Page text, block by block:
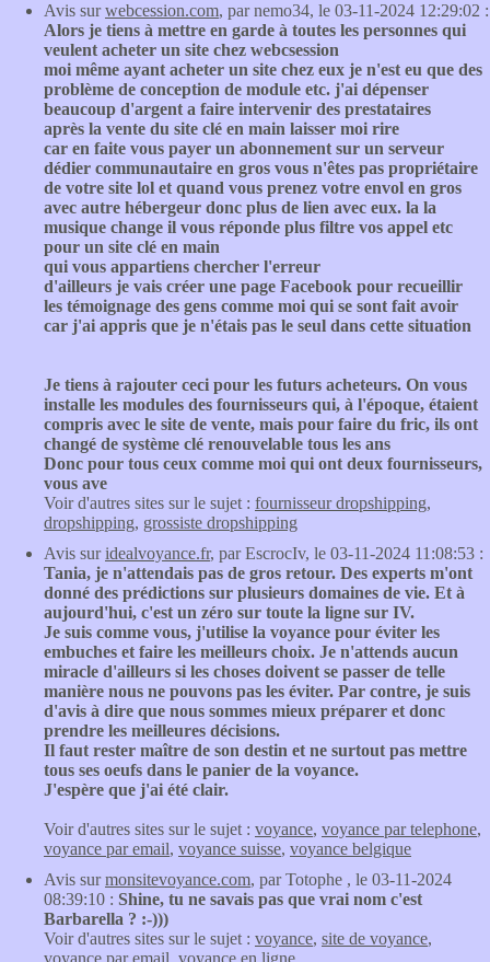
Avis surwebcession.com, par nemo34, le 03-11-2024 12:29:02 :
Alors je tiens à mettre en garde à toutes les personnes qui
veulent acheter un site chez webcsession
moi même ayant acheter un site chez eux je n'est eu que des
problème de conception de module etc. j'ai dépenser
beaucoup d'argent a faire intervenir des prestataires
après la vente du site clé en main laisser moi rire
car en faite vous payer un abonnement sur un serveur
dédier communautaire en gros vous n'êtes pas propriétaire
de votre site lol et quand vous prenez votre envol en gros
avec autre hébergeur donc plus de lien avec eux. la la
musique change il vous réponde plus filtre vos appel etc
pour un site clé en main
qui vous appartiens chercher l'erreur
d'ailleurs je vais créer une page Facebook pour recueillir
les témoignage des gens comme moi qui se sont fait avoir
car j'ai appris que je n'étais pas le seul dans cette situation
Je tiens à rajouter ceci pour les futurs acheteurs. On vous
installe les modules des fournisseurs qui, à l'époque, étaient
compris avec le site de vente, mais pour faire du fric, ils ont
changé de système clé renouvelable tous les ans
Donc pour tous ceux comme moi qui ont deux fournisseurs,
vous ave
Voir d'autres sites sur le sujet : fournisseur dropshipping,
dropshipping, grossiste dropshipping
Avis suridealvoyance.fr, par EscrocIv, le 03-11-2024 11:08:53 :
Tania, je n'attendais pas de gros retour. Des experts m'ont
donné des prédictions sur plusieurs domaines de vie. Et à
aujourd'hui, c'est un zéro sur toute la ligne sur IV.
Je suis comme vous, j'utilise la voyance pour éviter les
embuches et faire les meilleurs choix. Je n'attends aucun
miracle d'ailleurs si les choses doivent se passer de telle
manière nous ne pouvons pas les éviter. Par contre, je suis
d'avis à dire que nous sommes mieux préparer et donc
prendre les meilleures décisions.
Il faut rester maître de son destin et ne surtout pas mettre
tous ses oeufs dans le panier de la voyance.
J'espère que j'ai été clair.
Voir d'autres sites sur le sujet : voyance, voyance par telephone,
voyance par email, voyance suisse, voyance belgique
Avis surmonsitevoyance.com, par Totophe , le 03-11-2024
08:39:10 : Shine, tu ne savais pas que vrai nom c'est
Barbarella ? :-)))
Voir d'autres sites sur le sujet : voyance, site de voyance,
voyance par email voyance en ligne